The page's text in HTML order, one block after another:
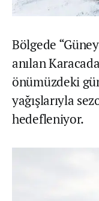
Bölgede
anılan
önümüzdeki
yağışlarıyla
hedefleniyor.